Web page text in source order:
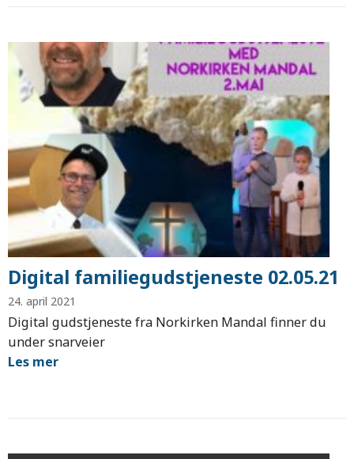
Digital familiegudstjeneste 02.05.21
24. april 2021
Digital gudstjeneste fra Norkirken Mandal finner du
under snarveier
Les mer